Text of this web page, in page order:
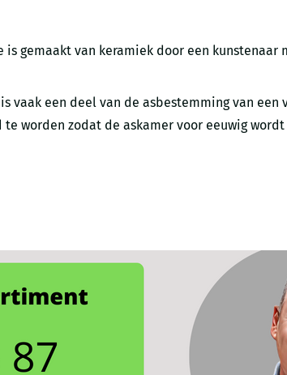
gemaakt van keramiek door een kunstenaar
een deel van de asbestemming van een
worden zodat de askamer voor eeuwig wordt